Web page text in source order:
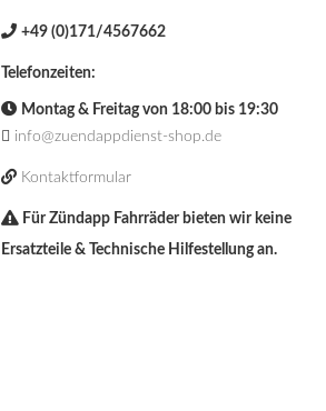
+49 (0)171/4567662
Telefonzeiten:
Montag & Freitag von 18:00 bis 19:30
info@zuendappdienst-shop.de
Kontaktformular
Für Zündapp Fahrräder bieten wir keine
Ersatzteile & Technische Hilfestellung an.